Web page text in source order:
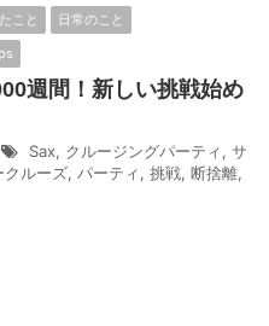
こと
日常のこと
週間！新しい挑戦始め
Sax, クルージングパーティ, サ
クルーズ, パーティ, 挑戦, 断捨離,